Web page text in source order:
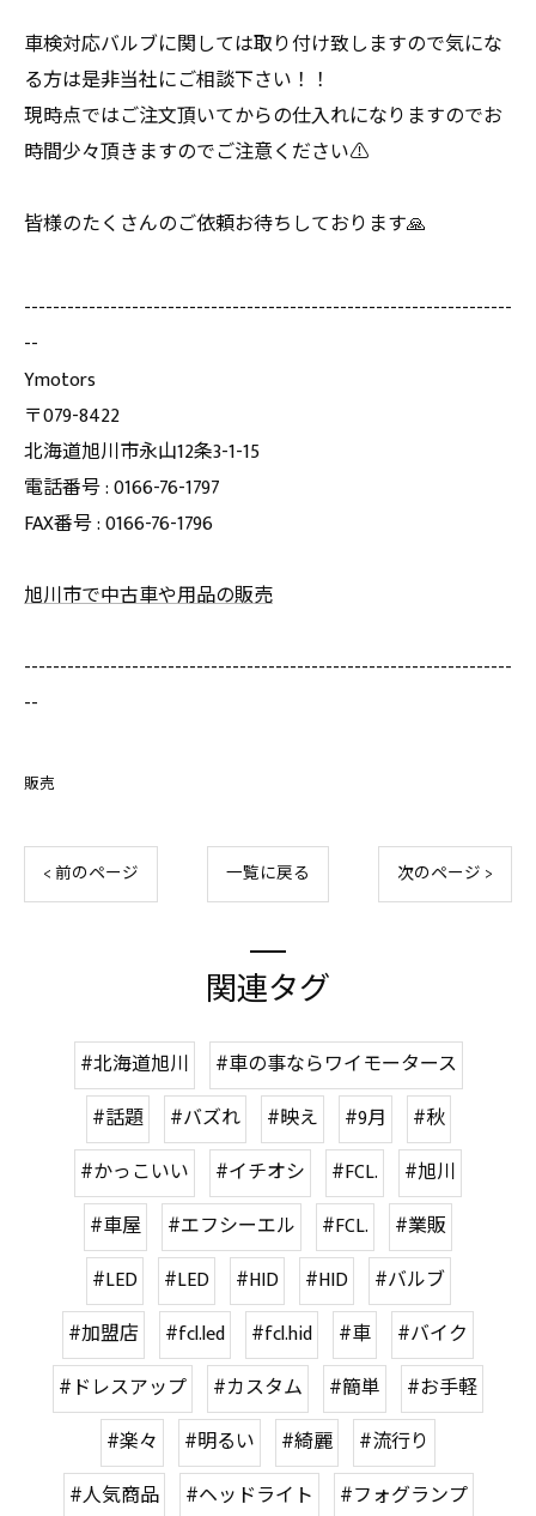
車検対応バルブに関しては取り付け致しますので気にな
る方は是非当社にご相談下さい！！
現時点ではご注文頂いてからの仕入れになりますのでお
時間少々頂きますのでご注意ください⚠️
皆様のたくさんのご依頼お待ちしております🙏
--------------------------------------------------------------------
--
Ymotors
〒079-8422
北海道旭川市永山12条3-1-15
電話番号 : 0166-76-1797
FAX番号 : 0166-76-1796
旭川市で中古車や用品の販売
--------------------------------------------------------------------
--
販売
< 前のページ 一覧に戻る 次のページ >
関連タグ
#北海道旭川
#車の事ならワイモータース
#話題
#バズれ #映え #9月
#秋
#かっこいい
#イチオシ #FCL.
#旭川
#車屋
#エフシーエル #FCL.
#業販
#LED
#LED #HID #HID
#バルブ
#加盟店
#fcl.led #fcl.hid #車
#バイク
#ドレスアップ
#カスタム #簡単
#お手軽
#楽々
#明るい #綺麗
#流行り
#人気商品
#ヘッドライト
#フォグランプ